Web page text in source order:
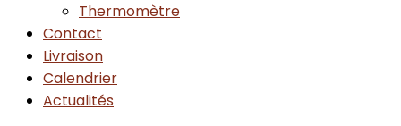
Thermomètre
Contact
Livraison
Calendrier
Actualités